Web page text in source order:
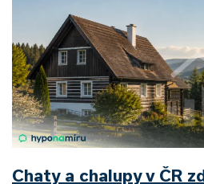
Chaty a chalupy v ČR